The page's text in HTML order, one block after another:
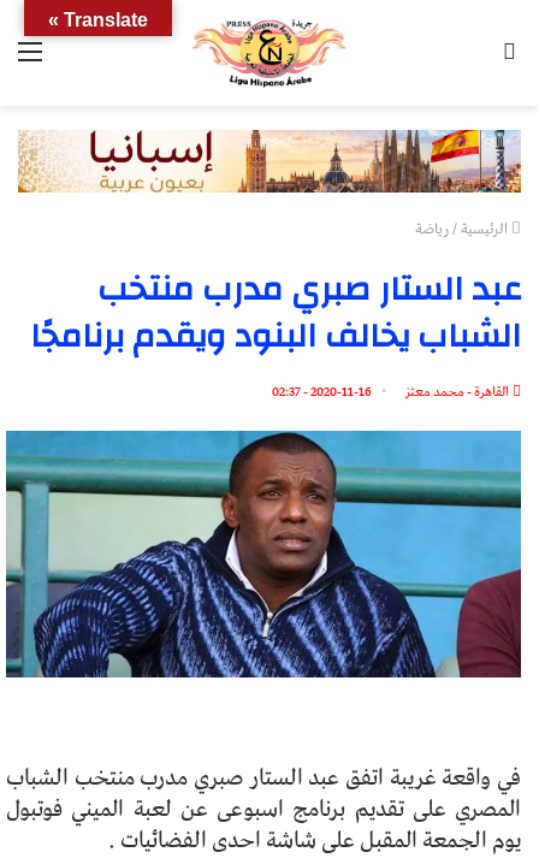
الرئيسية/رياضة
عبد الستار صبري مدرب منتخب
الشباب يخالف البنود ويقدم برنامجًا
القاهرة - محمد معتز 2020-11-16 - 02:37
في واقعة غريبة اتفق عبد الستار صبري مدرب منتخب الشباب
المصري على تقديم برنامج اسبوعى عن لعبة الميني فوتبول
يوم الجمعة المقبل على شاشة احدى الفضائيات .
Translate »